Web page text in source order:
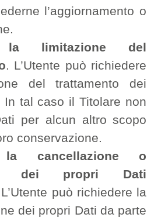
l’aggiornamento o
la limitazione del
. L’Utente può richiedere
del trattamento dei
In tal caso il Titolare non
per alcun altro scopo
conservazione.
la cancellazione o
dei propri Dati
può richiedere la
dei propri Dati da parte